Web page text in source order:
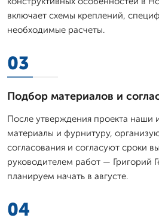
включает схемы креплений,
необходимые расчеты.
03
Подбор материалов и
После утверждения проекта наши
материалы и фурнитуру,
согласования и согласуют сроки
руководителем работ — Григорий
планируем начать в августе.
04